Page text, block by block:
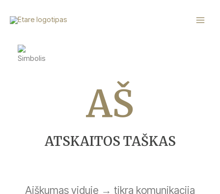
prie
Menu
AŠ
ATSKAITOS TAŠKAS
Aiškumas viduje → tikra komunikacija